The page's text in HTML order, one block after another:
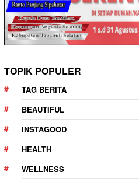
TOPIK POPULER
TAG BERITA
BEAUTIFUL
INSTAGOOD
HEALTH
WELLNESS